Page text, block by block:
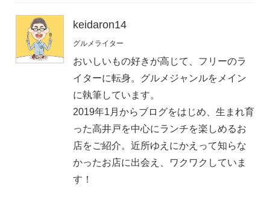
keidaron14
グルメライター
おいしいもの好きが高じて、フリーのラ
イターに転身。グルメジャンルをメイン
に執筆しています。
2019年1月からブログをはじめ、生まれ育
った高井戸を中心にランチを楽しめるお
店をご紹介。近所ゆえにかえって知らな
かったお店に出会え、ワクワクしていま
す！